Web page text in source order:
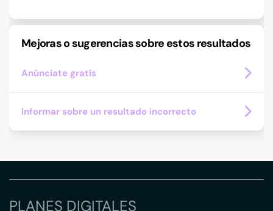
Mejoras o sugerencias sobre estos resultados
Anúnciate gratis
Informar sobre un resultado incorrecto
PLANES DIGITALES